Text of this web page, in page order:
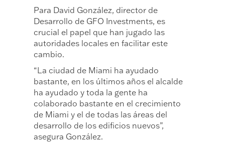
Para David González, director de
Desarrollo de GFO Investments, es
crucial el papel que han jugado las
autoridades locales en facilitar este
cambio.
“La ciudad de Miami ha ayudado
bastante, en los últimos años el alcalde
ha ayudado y toda la gente ha
colaborado bastante en el crecimiento
de Miami y el de todas las áreas del
desarrollo de los edificios nuevos”,
asegura González.